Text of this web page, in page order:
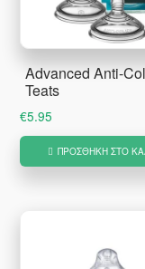
Advanced Anti-
Teats
€5.95
ΠΡΟΣΘΉΚΗ ΣΤΟ